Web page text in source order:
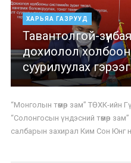
ХАРЬЯА ГАЗРУУД
Тавантолгой-
дохиолол
суурилуулах
“Монголын төмөр зам” ТӨХК-ийн
“Солонгосын үндэсний төмөр
салбарын захирал Ким Сон Юнг